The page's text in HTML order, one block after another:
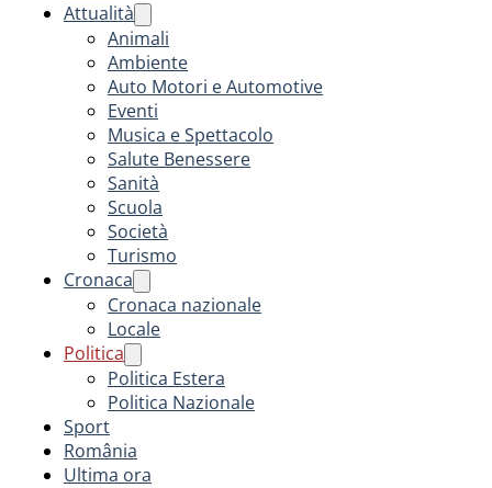
Attualità
Animali
Ambiente
Auto Motori e Automotive
Eventi
Musica e Spettacolo
Salute Benessere
Sanità
Scuola
Società
Turismo
Cronaca
Cronaca nazionale
Locale
Politica
Politica Estera
Politica Nazionale
Sport
România
Ultima ora